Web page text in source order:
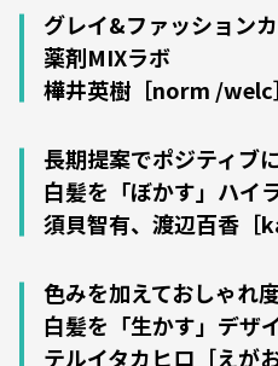
グレイ&ファッション
薬剤MIXラボ
樺井英樹［norm /welc］
長期提案でポジティブ
白髪を「ぼかす」ハイ
須貝智有、渡辺百香［
色みを加えておしゃれ
白髪を「生かす」デザ
テルイタカヒロ［えがお